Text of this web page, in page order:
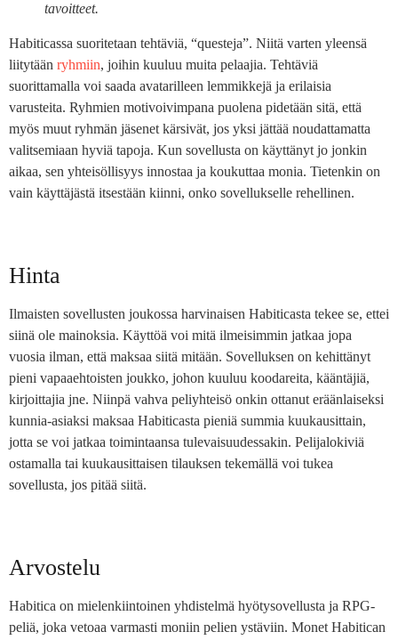
tavoitteet.
Habiticassa suoritetaan tehtäviä, “questeja”. Niitä varten yleensä
liitytään ryhmiin, joihin kuuluu muita pelaajia. Tehtäviä
suorittamalla voi saada avatarilleen lemmikkejä ja erilaisia
varusteita. Ryhmien motivoivimpana puolena pidetään sitä, että
myös muut ryhmän jäsenet kärsivät, jos yksi jättää noudattamatta
valitsemiaan hyviä tapoja. Kun sovellusta on käyttänyt jo jonkin
aikaa, sen yhteisöllisyys innostaa ja koukuttaa monia. Tietenkin on
vain käyttäjästä itsestään kiinni, onko sovellukselle rehellinen.
Hinta
Ilmaisten sovellusten joukossa harvinaisen Habiticasta tekee se, ettei
siinä ole mainoksia. Käyttöä voi mitä ilmeisimmin jatkaa jopa
vuosia ilman, että maksaa siitä mitään. Sovelluksen on kehittänyt
pieni vapaaehtoisten joukko, johon kuuluu koodareita, kääntäjiä,
kirjoittajia jne. Niinpä vahva peliyhteisö onkin ottanut eräänlaiseksi
kunnia-asiaksi maksaa Habiticasta pieniä summia kuukausittain,
jotta se voi jatkaa toimintaansa tulevaisuudessakin. Pelijalokiviä
ostamalla tai kuukausittaisen tilauksen tekemällä voi tukea
sovellusta, jos pitää siitä.
Arvostelu
Habitica on mielenkiintoinen yhdistelmä hyötysovellusta ja RPG-
peliä, joka vetoaa varmasti moniin pelien ystäviin. Monet Habitican